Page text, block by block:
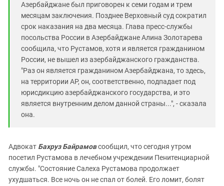
Азербайджане был приговорен к семи годам и трем
месяцам заключения. Позднее Верховный суд сократил
срок наказания на два месяца. Глава пресс-службы
посольства России в Азербайджане Алина Золотарева
сообщила, что Рустамов, хотя и является гражданином
России, не вышел из азербайджанского гражданства.
"Раз он является гражданином Азербайджана, то здесь,
на территории АР, он, соответственно, подпадает под
юрисдикцию азербайджанского государства, и это
является внутренним делом данной страны...", - сказала
она.
Адвокат Бахруз Байрамовсообщил, что сегодня утром
посетил Рустамова в лечебном учреждении Пенитенциарной
службы. "Состояние Салеха Рустамова продолжает
ухудшаться. Все ночь он не спал от болей. Его ломит, болят